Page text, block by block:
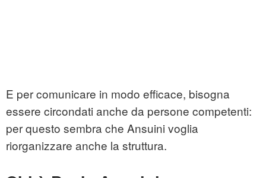
E per comunicare in modo efficace, bisogna
essere circondati anche da persone competenti:
per questo sembra che Ansuini voglia
riorganizzare anche la struttura.